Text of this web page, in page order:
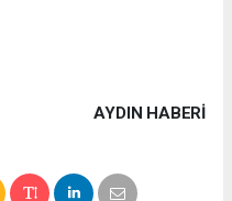
AYDIN HABERİ